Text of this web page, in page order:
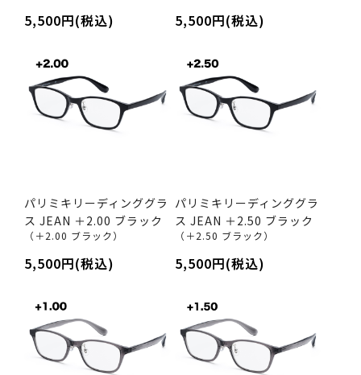
5,500円(税込) 5,500円(税込)
パリミキリーディンググラ
ス JEAN ＋2.00 ブラック
（＋2.00 ブラック）
5,500円(税込)
パリミキリーディンググラ
ス JEAN ＋2.50 ブラック
（＋2.50 ブラック）
5,500円(税込)